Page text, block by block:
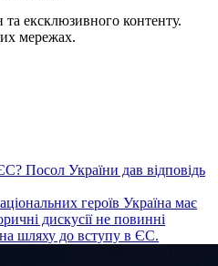
та ексклюзивного контенту.
мережах.
Посол України дав відповідь
героїв Україна має
дискусії не повинні
шляху до вступу в ЄС.